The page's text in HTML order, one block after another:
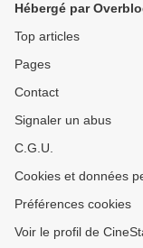
Hébergé par
Top articles
Pages
Contact
Signaler un abus
C.G.U.
Cookies et données
Préférences cookies
Voir le profil de